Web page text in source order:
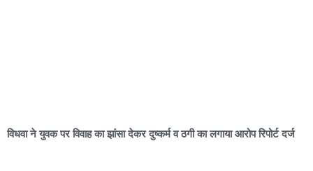
विधवा ने युवक पर विवाह का झांसा देकर दुष्कर्म व ठगी का लगाया आरोप रिपोर्ट दर्ज